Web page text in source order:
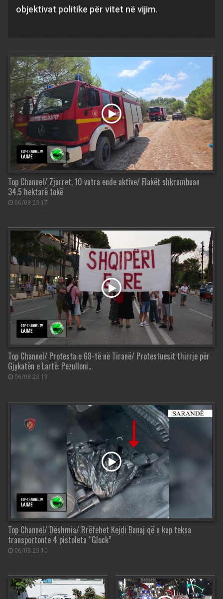
objektivat politike për vitet në vijim.
Top Channel/ Zjarret, 10 vatra ende aktive/ Flakët shkrumbuan
34.5 hektarë tokë
06/08 23:17
Top Channel/ Protesta e 68-të në Tiranë/ Protestuesit thirrje për
Gjykatën e Lartë: Pezulloni…
06/08 23:13
Top Channel/ Dëshmia/ Rrëfehet Kejdi Banaj që u kap teksa
transportonte 4 pistoleta “Glock”
06/08 23:10